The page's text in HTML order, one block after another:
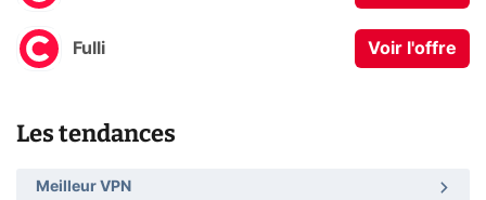
Fulli Voir l'offre
Les tendances
Meilleur VPN